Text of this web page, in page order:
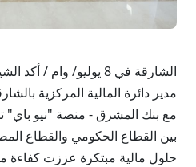
الشارقة في 8 يوليو/
مدير دائرة المالية المركزية
مع بنك المشرق - منصة "نيو باي"
بين القطاع الحكومي والقطاع
حلول مالية مبتكرة عززت كفاءة